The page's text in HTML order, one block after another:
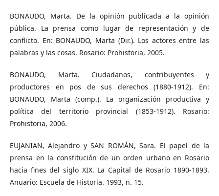
BONAUDO, Marta. De la opinión publicada a la opinión
pública. La prensa como lugar de representación y de
conflicto. En: BONAUDO, Marta (Dir.). Los actores entre las
palabras y las cosas. Rosario: Prohistoria, 2005.
BONAUDO, Marta. Ciudadanos, contribuyentes y
productores en pos de sus derechos (1880-1912). En:
BONAUDO, Marta (comp.). La organización productiva y
política del territorio provincial (1853-1912). Rosario:
Prohistoria, 2006.
EUJANIAN, Alejandro y SAN ROMÁN, Sara. El papel de la
prensa en la constitución de un orden urbano en Rosario
hacia fines del siglo XIX. La Capital de Rosario 1890-1893.
Anuario: Escuela de Historia. 1993, n. 15.